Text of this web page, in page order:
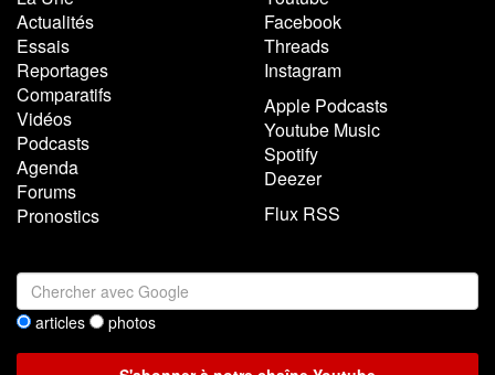
Actualités
Essais
Reportages
Comparatifs
Vidéos
Podcasts
Agenda
Forums
Pronostics
Facebook
Threads
Instagram
Apple Podcasts
Youtube Music
Spotify
Deezer
Flux RSS
articles photos